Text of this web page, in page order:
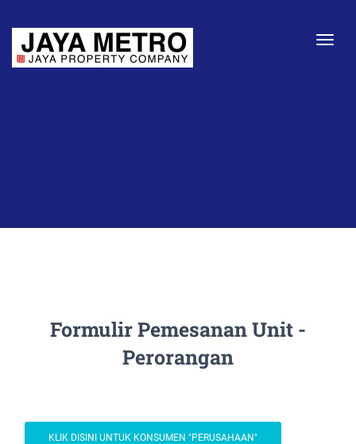
Formulir Pemesanan Unit -
Perorangan
KLIK DISINI UNTUK KONSUMEN "PERUSAHAAN"